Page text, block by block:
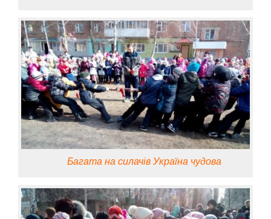
Багата на силачів Україна чудова